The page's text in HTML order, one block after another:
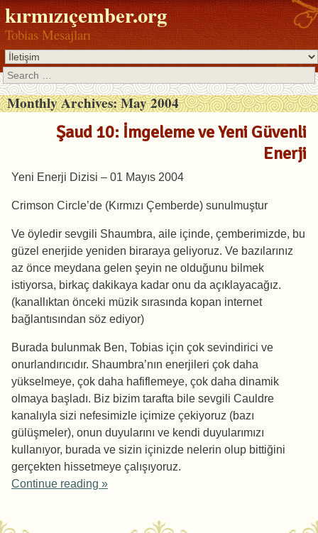
kırmızıçember.org
Tobias Mesajları
Search
Monthly Archives:May 2004
Şaud 10: İmgeleme ve Yeni Güvenli
Enerji
Yeni Enerji Dizisi – 01 Mayıs 2004
Crimson Circle’de (Kırmızı Çemberde) sunulmuştur
Ve öyledir sevgili Shaumbra, aile içinde, çemberimizde, bu
güzel enerjide yeniden biraraya geliyoruz. Ve bazılarınız
az önce meydana gelen şeyin ne olduğunu bilmek
istiyorsa, birkaç dakikaya kadar onu da açıklayacağız.
(kanallıktan önceki müzik sırasında kopan internet
bağlantısından söz ediyor)
Burada bulunmak Ben, Tobias için çok sevindirici ve
onurlandırıcıdır. Shaumbra’nın enerjileri çok daha
yükselmeye, çok daha hafiflemeye, çok daha dinamik
olmaya başladı. Biz bizim tarafta bile sevgili Cauldre
kanalıyla sizi nefesimizle içimize çekiyoruz (bazı
gülüşmeler), onun duyularını ve kendi duyularımızı
kullanıyor, burada ve sizin içinizde nelerin olup bittiğini
gerçekten hissetmeye çalışıyoruz.
Continue reading »